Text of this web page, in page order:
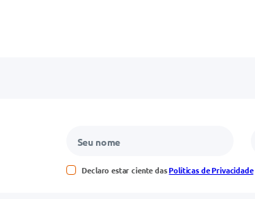
Declaro estar ciente dasPolíticas de Privacidade